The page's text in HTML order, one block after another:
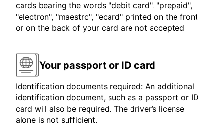
cards bearing the words "debit card", "prepaid",
"electron", "maestro", "ecard" printed on the front
or on the back of your card are not accepted
Your passport or ID card
Identification documents required: An additional
identification document, such as a passport or ID
card will also be required. The driver’s license
alone is not sufficient.